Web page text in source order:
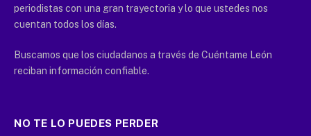
periodistas con una gran trayectoria y lo que ustedes nos
cuentan todos los días.
Buscamos que los ciudadanos a través de Cuéntame León
reciban información confiable.
NO TE LO PUEDES PERDER